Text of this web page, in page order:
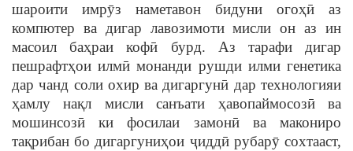
шароити имрӯз наметавон бидуни огоҳӣ аз
компютер ва дигар лавозимоти мисли он аз ин
масоил баҳраи кофӣ бурд. Аз тарафи дигар
пешрафтҳои илмӣ монанди рушди илми генетика
дар чанд соли охир ва дигаргунӣ дар технологияи
ҳамлу нақл мисли санъати ҳавопаймосозӣ ва
мошинсозӣ ки фосилаи замонӣ ва макониро
тақрибан бо дигаргуниҳои ҷиддӣ рубарӯ сохтааст,